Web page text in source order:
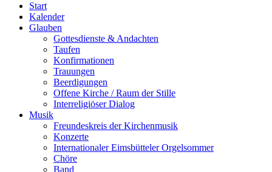
Start
Kalender
Glauben
Gottesdienste & Andachten
Taufen
Konfirmationen
Trauungen
Beerdigungen
Offene Kirche / Raum der Stille
Interreligiöser Dialog
Musik
Freundeskreis der Kirchenmusik
Konzerte
Internationaler Eimsbütteler Orgelsommer
Chöre
Band